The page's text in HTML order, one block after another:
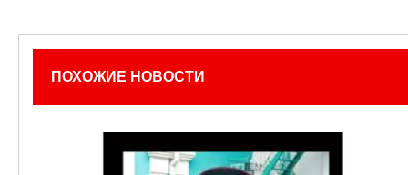
ПОХОЖИЕ НОВОСТИ